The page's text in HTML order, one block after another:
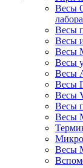
Весы
Весы
Весы
Весы
Весы
Весы
Весы
Весы
Весы
Весы
Весы